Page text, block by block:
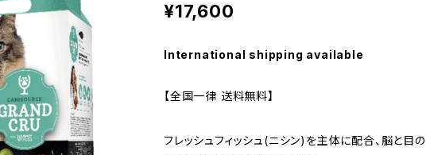
¥17,600
International shipping available
【全国一律 送料無料】
フレッシュフィッシュ(ニシン)を主体に配合、脳と目の